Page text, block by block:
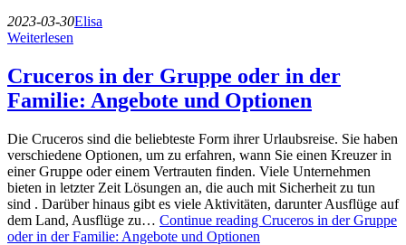
2023-03-30Elisa
Weiterlesen
Cruceros in der Gruppe oder in der
Familie: Angebote und Optionen
Die Cruceros sind die beliebteste Form ihrer Urlaubsreise. Sie haben
verschiedene Optionen, um zu erfahren, wann Sie einen Kreuzer in
einer Gruppe oder einem Vertrauten finden. Viele Unternehmen
bieten in letzter Zeit Lösungen an, die auch mit Sicherheit zu tun
sind . Darüber hinaus gibt es viele Aktivitäten, darunter Ausflüge auf
dem Land, Ausflüge zu… Continue reading Cruceros in der Gruppe
oder in der Familie: Angebote und Optionen